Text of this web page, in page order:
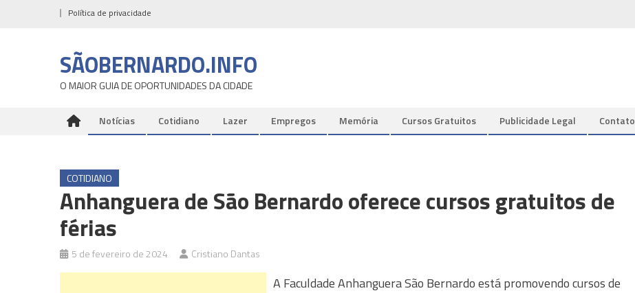
Política de privacidade
SÃOBERNARDO.INFO
O MAIOR GUIA DE OPORTUNIDADES DA CIDADE
Notícias Cotidiano Lazer Empregos Memória Cursos Gratuitos Publicidade Legal Contato
COTIDIANO
Anhanguera de São Bernardo oferece cursos gratuitos de
férias
5 de fevereiro de 2024 Cristiano Dantas
A Faculdade Anhanguera São Bernardo está promovendo cursos de